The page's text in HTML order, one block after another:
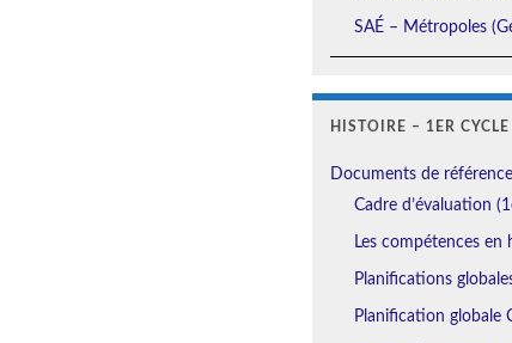
SAÉ – Métropoles
HISTOIRE – 1ER CYCLE
Documents de référence
Cadre d’évaluation
Les compétences en
Planifications
Planification globale